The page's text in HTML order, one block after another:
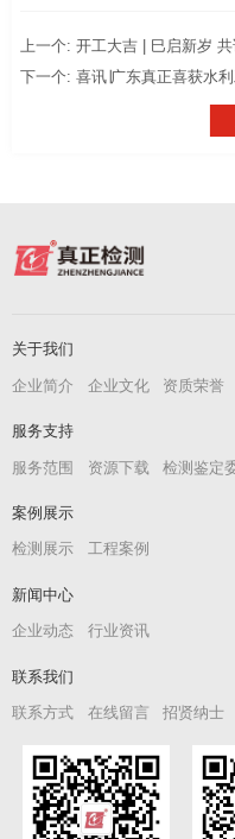
上一个: 开工大吉 | 巳启新岁 共
下一个: 喜讯∣广东真正喜获水
关于我们
企业简介 企业文化 资质荣誉
服务支持
服务范围 资源下载 检测鉴定
案例展示
检测展示 工程案例
新闻中心
企业动态 行业资讯
联系我们
联系方式 在线留言 招贤纳士